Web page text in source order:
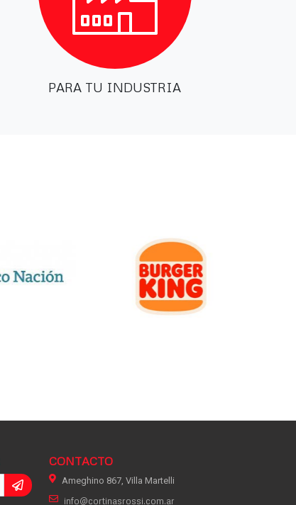
PARA TU INDUSTRIA
CONTACTO
Ameghino 867, Villa Martelli
info@cortinasrossi.com.ar